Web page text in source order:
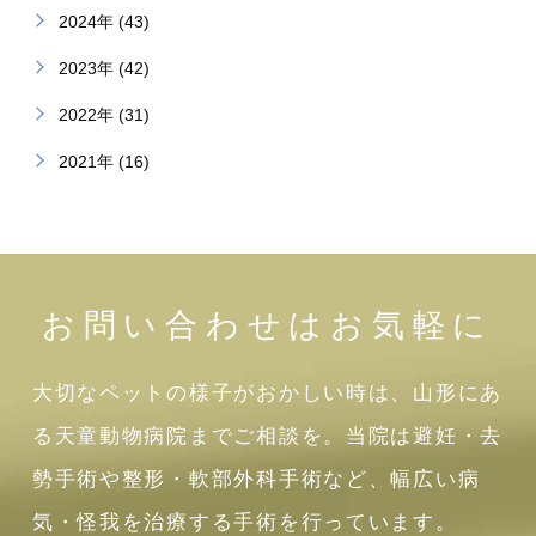
2024年 (43)
2023年 (42)
2022年 (31)
2021年 (16)
お問い合わせはお気軽に
大切なペットの様子がおかしい時は、山形にあ
る天童動物病院までご相談を。当院は避妊・去
勢手術や整形・軟部外科手術など、幅広い病
気・怪我を治療する手術を行っています。